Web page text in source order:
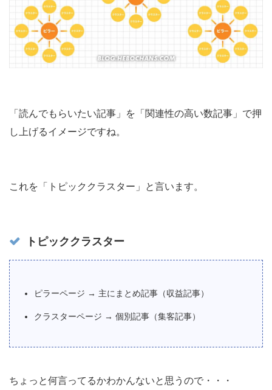
「読んでもらいたい記事」を「関連性の高い数記事」で押
し上げるイメージですね。
これを「トピッククラスター」と言います。
トピッククラスター
ピラーページ → 主にまとめ記事（収益記事）
クラスターページ → 個別記事（集客記事）
ちょっと何言ってるかわかんないと思うので・・・